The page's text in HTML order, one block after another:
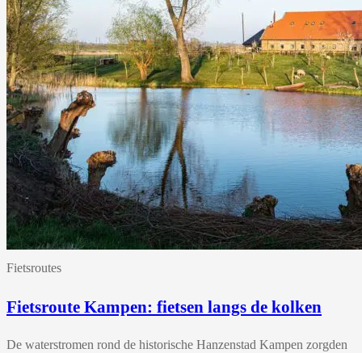
Fietsroutes
Fietsroute Kampen: fietsen langs de kolken
De waterstromen rond de historische Hanzenstad Kampen zorgden